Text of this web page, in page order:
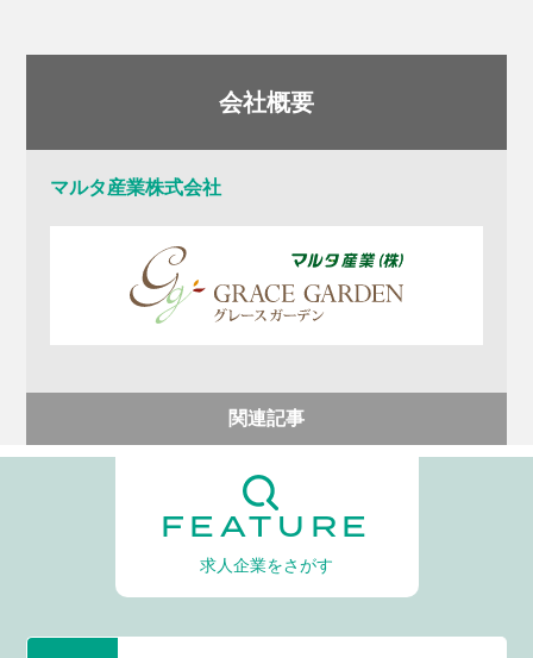
会社概要
マルタ産業株式会社
関連記事
FEATURE
求人企業をさがす